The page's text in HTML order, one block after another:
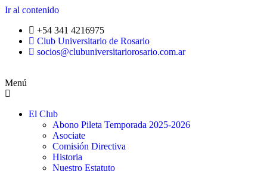
Ir al contenido
+54 341 4216975
Club Universitario de Rosario
socios@clubuniversitariorosario.com.ar
Menú
El Club
Abono Pileta Temporada 2025-2026
Asociate
Comisión Directiva
Historia
Nuestro Estatuto